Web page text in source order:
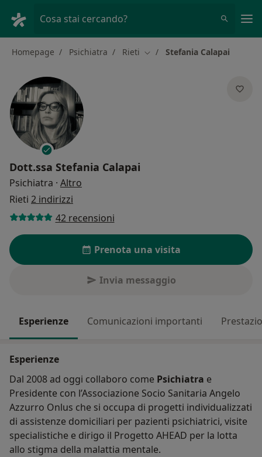
Cosa stai cercando?
Homepage Psichiatra Rieti Cambia città
Stefania Calapai
Dott.ssa Stefania Calapai
Psichiatra · Altro
Rieti 2 indirizzi
42 recensioni
Prenota una visita
Invia messaggio
Esperienze Comunicazioni importanti
Esperienze
Dal 2008 ad oggi collaboro come Psichiatra e
Presidente con l’Associazione Socio Sanitaria Angelo
Azzurro Onlus che si occupa di progetti individualizzati
di assistenze domiciliari per pazienti psichiatrici, visite
specialistiche e dirigo il Progetto AHEAD per la lotta
allo stigma della malattia mentale.